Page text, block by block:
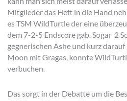
Mitglieder das Heft in die Hand
es TSM WildTurtle der eine
dem 7-2-5 Endscore gab. Sogar 2
gegnerischen Ashe und kurz
Moon mit Gragas, konnte
verbuchen.
Das sorgt in der Debatte um die